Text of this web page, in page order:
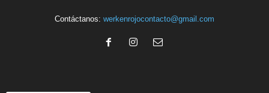
Contáctanos: werkenrojocontacto@gmail.com